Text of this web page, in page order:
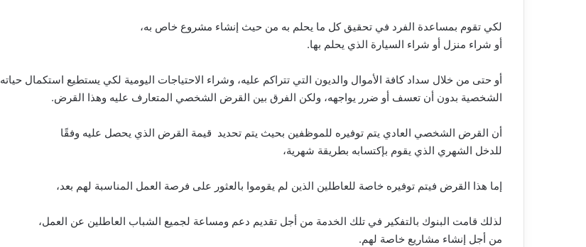
لكي تقوم بمساعدة الفرد في تحقيق كل ما يحلم به من حيث إنشاء مشروع خاص به،
أو شراء منزل أو شراء السيارة الذي يحلم بها.
أو حتى من خلال سداد كافة الأموال والديون التي تتراكم عليه، وشراء الاحتياجات اليومية لكي يستطيع استكمال حياته
الشخصية بدون أن تعسف أو ضرر يواجهه، ولكن الفرق بين القرض الشخصي المتعارف عليه وهذا القرض.
أن القرض الشخصي العادي يتم توفيره للموظفين بحيث يتم تحديد قيمة القرض الذي يحصل عليه وفقًا
للدخل الشهري الذي يقوم بإكتسابه بطريقة شهرية،
إما هذا القرض فيتم توفيره خاصة للعاطلين الذين لم يقوموا بالعثور على فرصة العمل المناسبة لهم بعد،
لذلك قامت البنوك بالتفكير في تلك الخدمة من أجل تقديم دعم ومساعة لجميع الشباب العاطلين عن العمل،
من أجل إنشاء مشاريع خاصة لهم.